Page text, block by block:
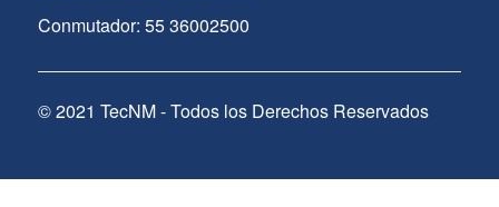
Conmutador: 55 36002500
© 2021 TecNM - Todos los Derechos Reservados